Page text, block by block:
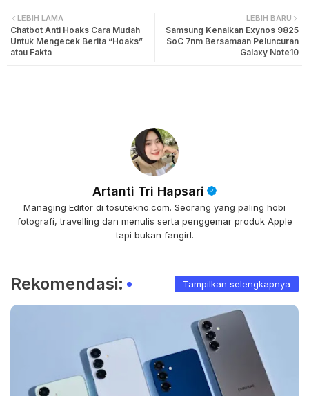
LEBIH BARU
Samsung Kenalkan Exynos 9825
SoC 7nm Bersamaan Peluncuran
Galaxy Note10
LEBIH LAMA
Chatbot Anti Hoaks Cara Mudah
Untuk Mengecek Berita “Hoaks”
atau Fakta
Artanti Tri Hapsari
Managing Editor di tosutekno.com. Seorang yang paling hobi
fotografi, travelling dan menulis serta penggemar produk Apple
tapi bukan fangirl.
Rekomendasi: Tampilkan selengkapnya